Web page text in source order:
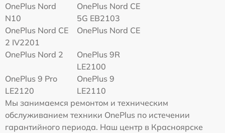
OnePlus Nord
N10
OnePlus Nord CE
5G EB2103
OnePlus Nord CE
2 IV2201
OnePlus Nord CE
OnePlus Nord 2
OnePlus 9R
LE2100
OnePlus 9 Pro
LE2120
OnePlus 9
LE2110
Мы занимаемся ремонтом и техническим
обслуживанием техники OnePlus по истечении
гарантийного периода. Наш центр в Красноярске